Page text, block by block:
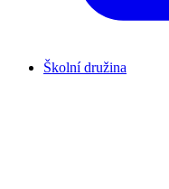
Školní družina